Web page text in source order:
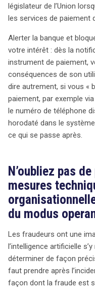
législateur de l’Union
les services de paiement
Alerter la banque et
votre intérêt : dès la
instrument de paiement,
conséquences de son
dire autrement, si vous «
paiement, par exemple
le numéro de téléphone
horodaté dans le
ce qui se passe après.
N’oubliez pas
mesures
du modus
Les fraudeurs ont une
l’intelligence artificielle
déterminer de façon
faut prendre après
façon dont la fraude est